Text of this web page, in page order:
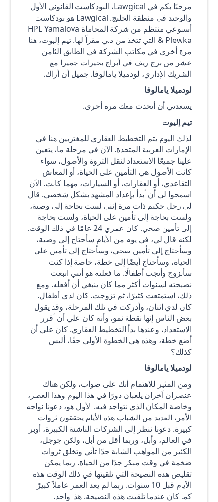
مرحبًا بكم في Lawgical، البودكاست القانوني الأول
والوحيد في منطقة الخليج. Lawgical هو بودكاست
أسبوعي منتظم من شركة المحاماة HPL Yamalova
& Plewka التي تتخذ من دبي مقراً لها. تيم إليوت، هنا
مرة أخرى في مكاتب الشركة في الطابق الثامن
عشر من برج ريف في أبراج بحيرات جميرا مع
الشريك الإداري، لودميلا يامالوفا. جميل أن أراك.
لودميلا يامالوفا
يسعدني أن أتحدث معك مرة أخرى.
تيم إليوت
لذلك اليوم يتم التخطيط العقاري للمغتربين هنا في
الإمارات العربية المتحدة. الآن في مرحلة ما، يتعين
علينا جميعًا الاستعداد لنقل الثروة والأصول، سواء
كانت الأصول هي التأمين على الحياة، أو المعاش
التقاعدي، أو العقارات، أو السيارات، مهما كانت. الآن
اسمحوا لي أن أبدأ بإعداد المشهد بشكل شخصي. قال
لي رجل حكيم ذات مرة إنني لست بحاجة إلى وصية،
ولست بحاجة إلى تأمين على الحياة، ولست بحاجة
إلى تأمين صحي. كان عمري 24 عامًا في ذلك الوقت.
لكنه قال لي، في يوم من الأيام سأحتاج إلى وصية،
وسأحتاج إلى تأمين صحي، وسأحتاج إلى تأمين على
الحياة، وسأحتاج أيضًا إلى خطة، خاصة إذا كنت
سأتزوج وأنجب أطفالًا. ما فعلته هو أنني اتبعت
نصيحته لسنوات أكثر مما كان ينبغي أن أفعله. ومع
ذلك، استمتعت كثيرًا، ثم تزوجت. كان لدي أطفال.
كان لدي اثنان، وأدركت في تلك المرحلة، وقد يقول
بعض الناس إنها نقطة نمو، وأنه كان علي أن أقرر
الاستعداد، وعندها بدأ التخطيط العقاري. كان علي أن
أضع خطة، وهذه هي الخطوة الأولى حقًا، أليس
كذلك؟
لودميلا يامالوفا
ومن المثير للاهتمام أنك على صواب، ولكن هناك
عنصران آخران يلعبان دورًا في هذا اليوم وهذا العصر،
وخاصة المكان الذي نتواجد فيه. الأول هو، دعونا نواجه
الأمر، العديد من الشباب هذه الأيام يحققون ثروات
كبيرة. دعونا ننظر إلى الشركات الناشئة الكبيرة، أوبر
في العالم، وأبل، وربما أقل من أبل، ولكن جوجل،
الكثير من المواهب الشابة جدًا تأتي وتخلق ثروات
ضخمة في وقت مبكر جدًا من الحياة. ربما يمكن
تقليص هذه النصيحة التي تلقيتها في ذلك الوقت هذه
الأيام قبل 10 سنوات. ربما لم يعد العمر عاملاً كبيرًا
كما كان عندما تلقيت هذه النصيحة. هذا واحد.